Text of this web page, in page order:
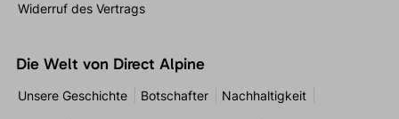
Widerruf des Vertrags
Die Welt von Direct Alpine
Unsere Geschichte Botschafter Nachhaltigkeit